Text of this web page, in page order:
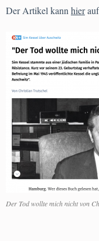
Der Artikel kann hier
Der Tod wollte mich nicht von